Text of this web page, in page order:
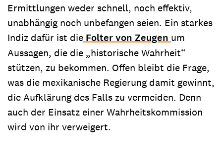
Ermittlungen weder schnell, noch effektiv,
unabhängig noch unbefangen seien. Ein starkes
Indiz dafür ist die Folter von Zeugen um
Aussagen, die die „historische Wahrheit“
stützen, zu bekommen. Offen bleibt die Frage,
was die mexikanische Regierung damit gewinnt,
die Aufklärung des Falls zu vermeiden. Denn
auch der Einsatz einer Wahrheitskommission
wird von ihr verweigert.